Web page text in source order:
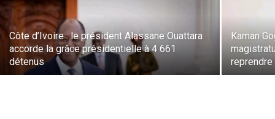
Côte d’Ivoire : le président Alassane Ouattara
accorde la grâce présidentielle à 4 661
détenus
Kaman
reprendre